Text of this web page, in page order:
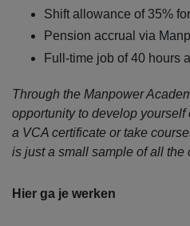
Shift allowance of 35%
Pension accrual via
Full-time job of 40 hours
Through the Manpower
opportunity to develop yourself
a VCA certificate or take
is just a small sample of all the
Hier ga je werken